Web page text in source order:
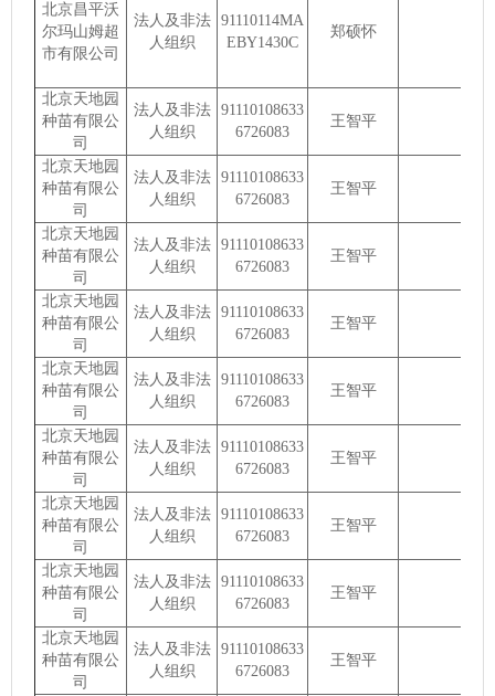
北京昌平沃
尔玛山姆超
市有限公司
法人及非法
人组织
91110114MA
EBY1430C
郑硕怀
北京天地园
种苗有限公
司
法人及非法
人组织
91110108633
6726083
王智平
北京天地园
种苗有限公
司
法人及非法
人组织
91110108633
6726083
王智平
北京天地园
种苗有限公
司
法人及非法
人组织
91110108633
6726083
王智平
北京天地园
种苗有限公
司
法人及非法
人组织
91110108633
6726083
王智平
北京天地园
种苗有限公
司
法人及非法
人组织
91110108633
6726083
王智平
北京天地园
种苗有限公
司
法人及非法
人组织
91110108633
6726083
王智平
北京天地园
种苗有限公
司
法人及非法
人组织
91110108633
6726083
王智平
北京天地园
种苗有限公
司
法人及非法
人组织
91110108633
6726083
王智平
北京天地园
种苗有限公
司
法人及非法
人组织
91110108633
6726083
王智平